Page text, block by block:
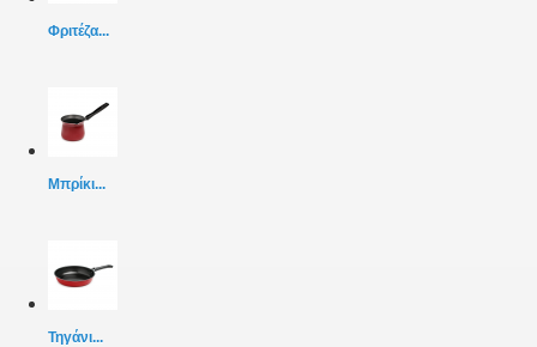
Φριτέζα...
Μπρίκι...
Τηγάνι...